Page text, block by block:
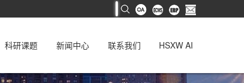
科研课题 新闻中心 联系我们 HSXW AI